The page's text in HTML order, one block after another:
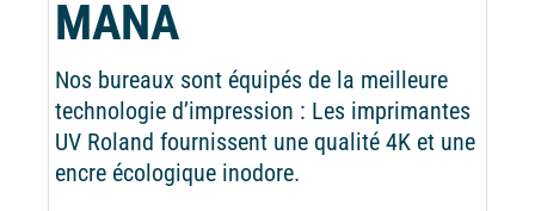
MANA
Nos bureaux sont équipés de la meilleure
technologie d’impression : Les imprimantes
UV Roland fournissent une qualité 4K et une
encre écologique inodore.